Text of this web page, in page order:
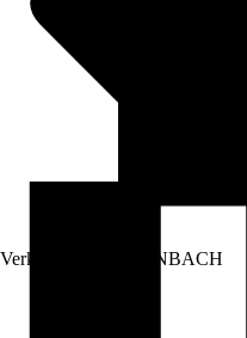
Verkauf durch: HORNBACH